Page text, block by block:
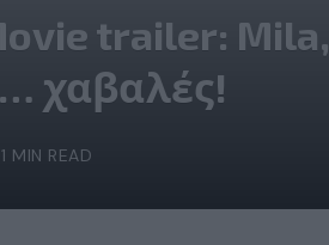
trailer: Mila,
χαβαλές!
1 MIN READ